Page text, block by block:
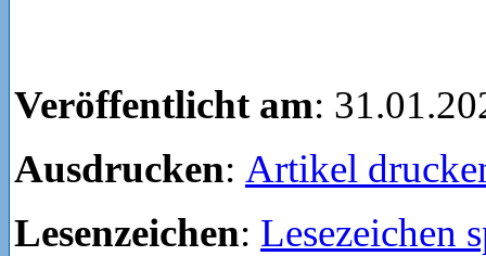
Veröffentlicht am:
Ausdrucken: Artikel
Lesenzeichen: Lesezeichen